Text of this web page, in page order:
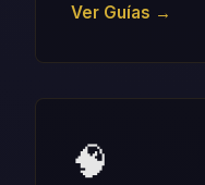
Ver Guías →
🧠